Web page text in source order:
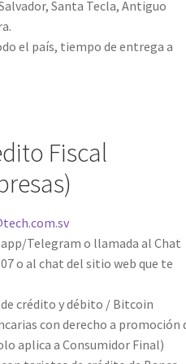
Santa Tecla, Antiguo
el país, tiempo de entrega a
Fiscal
Telegram o llamada al Chat
o al chat del sitio web que te
crédito y débito / Bitcoin
con derecho a promoción
aplica a Consumidor Final)